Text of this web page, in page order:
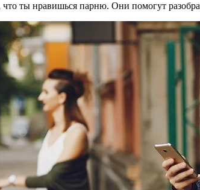
ты нравишься парню. Они помогут